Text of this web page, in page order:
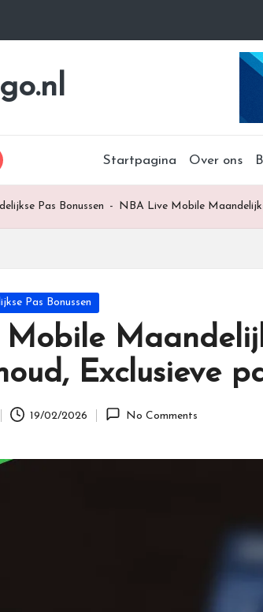
Startpagina Over ons
Pas Bonussen - NBA Live Mobile
Pas Bonussen
Exclusieve
19/02/2026 No Comments